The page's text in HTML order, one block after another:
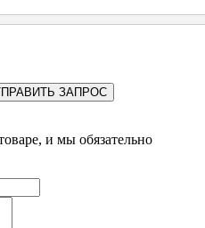
ЗАПРОС
и мы обязательно